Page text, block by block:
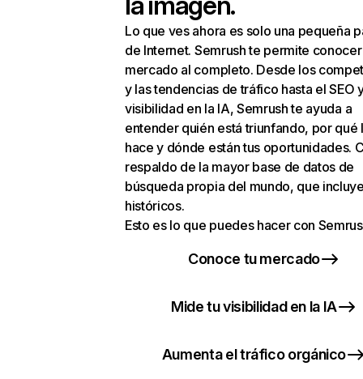
Lo que ves ahora es solo una pequeña
de Internet. Semrush te permite
mercado al completo. Desde los
y las tendencias de tráfico hasta el SEO
visibilidad en la IA, Semrush te ayuda a
entender quién está triunfando, por qué
hace y dónde están tus oportunidades.
respaldo de la mayor base de datos de
búsqueda propia del mundo, que
históricos.
Esto es lo que puedes hacer con
Conoce tu mercado
Mide tu visibilidad en la IA
Aumenta el tráfico orgánico